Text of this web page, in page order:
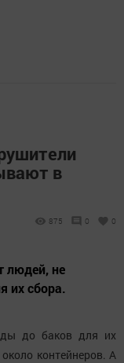
в
875 0 0
людей, не
их сбора.
до баков для их
контейнеров. А